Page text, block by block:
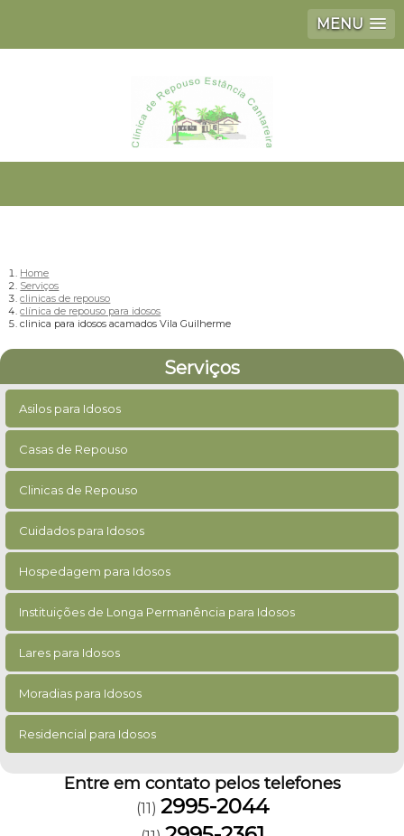
MENU
Home
Serviços
clinicas de repouso
clínica de repouso para idosos
clinica para idosos acamados Vila Guilherme
Serviços
Asilos para Idosos
Casas de Repouso
Clinicas de Repouso
Cuidados para Idosos
Hospedagem para Idosos
Instituições de Longa Permanência para Idosos
Lares para Idosos
Moradias para Idosos
Residencial para Idosos
Entre em contato pelos telefones
(11) 2995-2044